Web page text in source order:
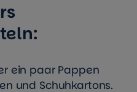
ein paar Pappen
und Schuhkartons.